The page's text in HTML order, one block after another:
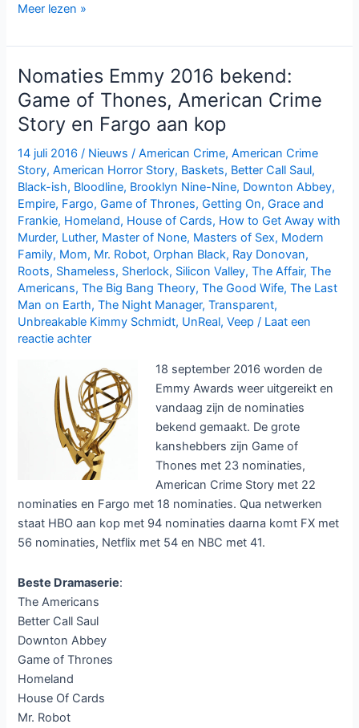
Grace
Frankie
seizoen
3
bij
Netflix
Meer lezen »
Nomaties Emmy 2016 bekend:
Game of Thones, American Crime
Story en Fargo aan kop
14 juli 2016/ Nieuws /American Crime,American Crime
Story,American Horror Story, Baskets, Better Call Saul,
Black-ish, Bloodline, Brooklyn Nine-Nine, Downton Abbey,
Empire, Fargo,Game of Thrones,Getting On,Grace and
Frankie, Homeland, House of Cards, How to Get Away with
Murder, Luther, Master of None, Masters of Sex, Modern
Family, Mom, Mr. Robot,Orphan Black, Ray Donovan,
Roots, Shameless, Sherlock, Silicon Valley,The Affair,The
Americans,The Big Bang Theory,The Good Wife,The Last
Man on Earth,The Night Manager,Transparent,
Unbreakable Kimmy Schmidt, UnReal,Veep / Laat een
reactie achter
18 september 2016 worden de
Emmy Awards weer uitgereikt en
vandaag zijn de nominaties
bekend gemaakt. De grote
kanshebbers zijn Game of
Thones met 23 nominaties,
American Crime Story met 22
nominaties en Fargo met 18 nominaties. Qua netwerken
staat HBO aan kop met 94 nominaties daarna komt FX met
56 nominaties, Netflix met 54 en NBC met 41.
Beste Dramaserie:
The Americans
Better Call Saul
Downton Abbey
Game of Thrones
Homeland
House Of Cards
Mr. Robot